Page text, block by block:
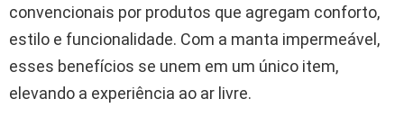
convencionais por produtos que agregam conforto,
estilo e funcionalidade. Com a manta impermeável,
esses benefícios se unem em um único item,
elevando a experiência ao ar livre.